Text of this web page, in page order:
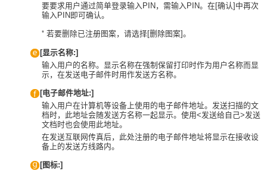
要要求用户通过简单登录输入PIN，需输入PIN。在[确认]中再次
输入PIN即可确认。
* 若要删除已注册图案，请选择[删除图案]。
[显示名称:]
输入用户的名称。显示名称在强制保留打印时作为用户名称而显
示，在发送电子邮件时用作发送方名称。
[电子邮件地址:]
输入用户在计算机等设备上使用的电子邮件地址。发送扫描的文
档时，此地址会随发送方名称一起显示。使用<发送给自己>发送
文档时也会使用此地址。
在发送互联网传真后，此处注册的电子邮件地址将显示在接收设
备上的发送方线路内。
[图标:]